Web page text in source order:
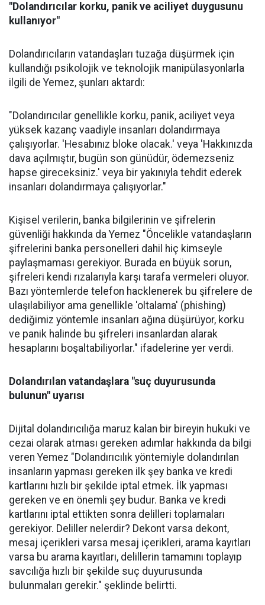
"Dolandırıcılar korku, panik ve aciliyet duygusunu
kullanıyor"
Dolandırıcıların vatandaşları tuzağa düşürmek için
kullandığı psikolojik ve teknolojik manipülasyonlarla
ilgili de Yemez, şunları aktardı:
"Dolandırıcılar genellikle korku, panik, aciliyet veya
yüksek kazanç vaadiyle insanları dolandırmaya
çalışıyorlar. 'Hesabınız bloke olacak.' veya 'Hakkınızda
dava açılmıştır, bugün son günüdür, ödemezseniz
hapse gireceksiniz.' veya bir yakınıyla tehdit ederek
insanları dolandırmaya çalışıyorlar."
Kişisel verilerin, banka bilgilerinin ve şifrelerin
güvenliği hakkında da Yemez "Öncelikle vatandaşların
şifrelerini banka personelleri dahil hiç kimseyle
paylaşmaması gerekiyor. Burada en büyük sorun,
şifreleri kendi rızalarıyla karşı tarafa vermeleri oluyor.
Bazı yöntemlerde telefon hacklenerek bu şifrelere de
ulaşılabiliyor ama genellikle 'oltalama' (phishing)
dediğimiz yöntemle insanları ağına düşürüyor, korku
ve panik halinde bu şifreleri insanlardan alarak
hesaplarını boşaltabiliyorlar." ifadelerine yer verdi.
Dolandırılan vatandaşlara "suç duyurusunda
bulunun" uyarısı
Dijital dolandırıcılığa maruz kalan bir bireyin hukuki ve
cezai olarak atması gereken adımlar hakkında da bilgi
veren Yemez "Dolandırıcılık yöntemiyle dolandırılan
insanların yapması gereken ilk şey banka ve kredi
kartlarını hızlı bir şekilde iptal etmek. İlk yapması
gereken ve en önemli şey budur. Banka ve kredi
kartlarını iptal ettikten sonra delilleri toplamaları
gerekiyor. Deliller nelerdir? Dekont varsa dekont,
mesaj içerikleri varsa mesaj içerikleri, arama kayıtları
varsa bu arama kayıtları, delillerin tamamını toplayıp
savcılığa hızlı bir şekilde suç duyurusunda
bulunmaları gerekir." şeklinde belirtti.